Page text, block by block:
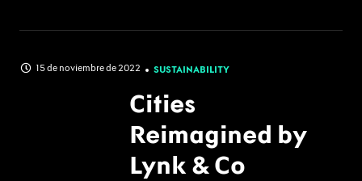
15 de noviembre de 2022 SUSTAINABILITY
Cities
Reimagined by
Lynk & Co